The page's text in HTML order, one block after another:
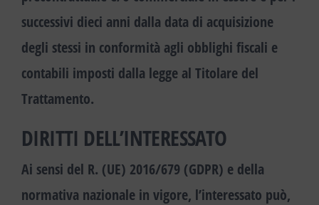
successivi dieci anni dalla data di acquisizione
degli stessi in conformità agli obblighi fiscali e
contabili imposti dalla legge al Titolare del
Trattamento.
DIRITTI DELL’INTERESSATO
Ai sensi del R. (UE) 2016/679 (GDPR) e della
normativa nazionale in vigore, l’interessato può,